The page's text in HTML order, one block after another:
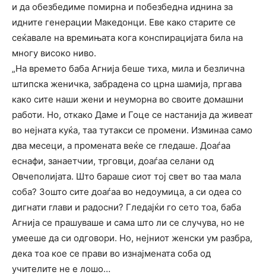
и да обезбедиме помирна и побезбедна иднина за
идните генерации Македонци. Еве како старите се
сеќавале на времињата кога конспирацијата била на
многу високо ниво.
„На времето баба Агнија беше тиха, мила и безлична
штипска женичка, забрадена со црна шамија, пргава
како сите наши жени и неуморна во своите домашни
работи. Но, откако Даме и Гоце се настанија да живеат
во нејната куќа, таа тутакси се промени. Изминаа само
два месеци, а промената веќе се гледаше. Доаѓаа
еснафи, занаетчии, трговци, доаѓаа селани од
Овчеполијата. Што бараше сиот тој свет во таа мала
соба? Зошто сите доаѓаа во недоумица, а си одеа со
дигнати глави и радосни? Гледајќи го сето тоа, баба
Агнија се прашуваше и сама што ли се случува, но не
умееше да си одговори. Но, нејниот женски ум разбра,
дека тоа кое се прави во изнајмената соба од
учителите не е лошо…